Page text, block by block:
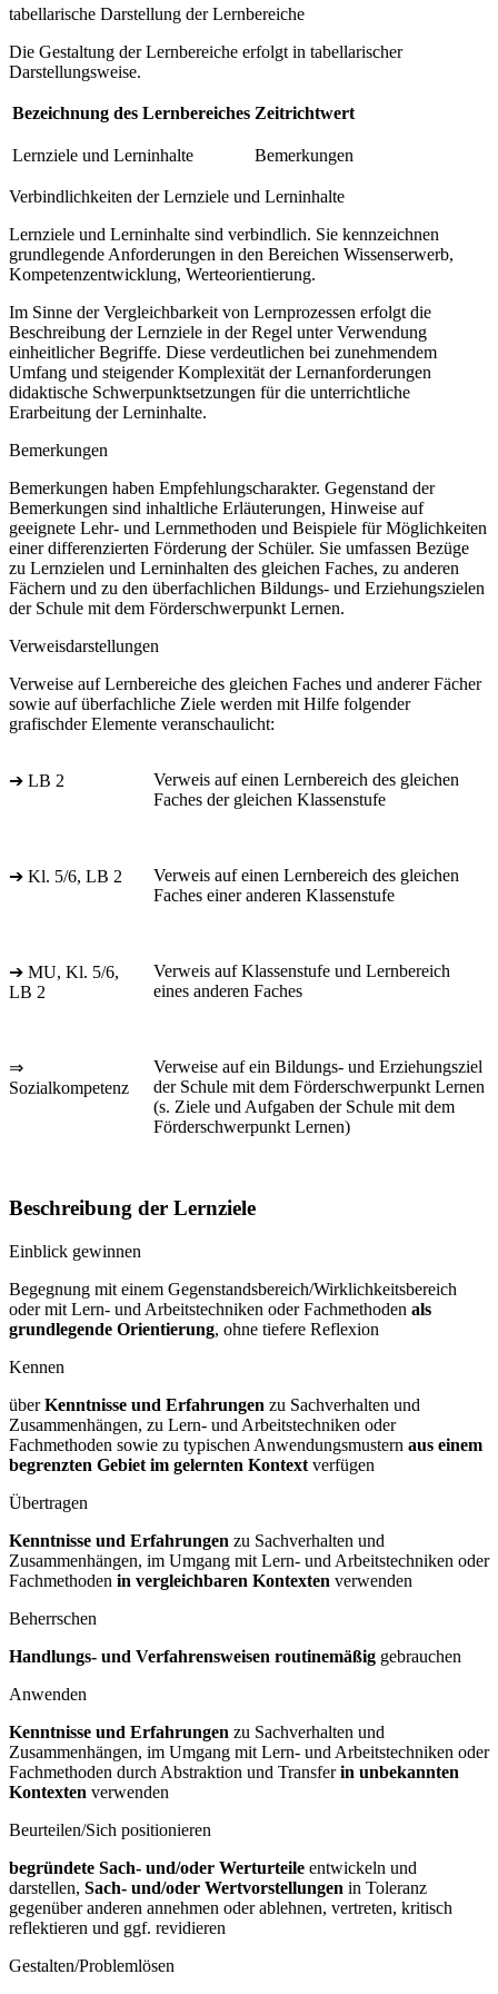
tabellarische Darstellung der Lernbereiche
Die Gestaltung der Lernbereiche erfolgt in tabellarischer
Darstellungsweise.
Bezeichnung des Lernbereiches Zeitrichtwert
Lernziele und Lerninhalte Bemerkungen
Verbindlichkeiten der Lernziele und Lerninhalte
Lernziele und Lerninhalte sind verbindlich. Sie kennzeichnen
grundlegende Anforderungen in den Bereichen Wissenserwerb,
Kompetenzentwicklung, Werteorientierung.
Im Sinne der Vergleichbarkeit von Lernprozessen erfolgt die
Beschreibung der Lernziele in der Regel unter Verwendung
einheitlicher Begriffe. Diese verdeutlichen bei zunehmendem
Umfang und steigender Komplexität der Lernanforderungen
didaktische Schwerpunktsetzungen für die unterrichtliche
Erarbeitung der Lerninhalte.
Bemerkungen
Bemerkungen haben Empfehlungscharakter. Gegenstand der
Bemerkungen sind inhaltliche Erläuterungen, Hinweise auf
geeignete Lehr- und Lernmethoden und Beispiele für Möglichkeiten
einer differenzierten Förderung der Schüler. Sie umfassen Bezüge
zu Lernzielen und Lerninhalten des gleichen Faches, zu anderen
Fächern und zu den überfachlichen Bildungs- und Erziehungszielen
der Schule mit dem Förderschwerpunkt Lernen.
Verweisdarstellungen
Verweise auf Lernbereiche des gleichen Faches und anderer Fächer
sowie auf überfachliche Ziele werden mit Hilfe folgender
grafischder Elemente veranschaulicht:
➔ LB 2
Verweis auf einen Lernbereich des gleichen
Faches der gleichen Klassenstufe
➔ Kl. 5/6, LB 2
Verweis auf einen Lernbereich des gleichen
Faches einer anderen Klassenstufe
➔ MU, Kl. 5/6,
LB 2
Verweis auf Klassenstufe und Lernbereich
eines anderen Faches
⇒
Sozialkompetenz
Verweise auf ein Bildungs- und Erziehungsziel
der Schule mit dem Förderschwerpunkt Lernen
(s. Ziele und Aufgaben der Schule mit dem
Förderschwerpunkt Lernen)
Beschreibung der Lernziele
Einblick gewinnen
Begegnung mit einem Gegenstandsbereich/Wirklichkeitsbereich
oder mit Lern- und Arbeitstechniken oder Fachmethoden als
grundlegende Orientierung, ohne tiefere Reflexion
Kennen
überKenntnisse und Erfahrungen zu Sachverhalten und
Zusammenhängen, zu Lern- und Arbeitstechniken oder
Fachmethoden sowie zu typischen Anwendungsmustern aus einem
begrenzten Gebiet im gelernten Kontext verfügen
Übertragen
Kenntnisse und Erfahrungen zu Sachverhalten und
Zusammenhängen, im Umgang mit Lern- und Arbeitstechniken oder
Fachmethoden in vergleichbaren Kontexten verwenden
Beherrschen
Handlungs- und Verfahrensweisen routinemäßig gebrauchen
Anwenden
Kenntnisse und Erfahrungen zu Sachverhalten und
Zusammenhängen, im Umgang mit Lern- und Arbeitstechniken oder
Fachmethoden durch Abstraktion und Transferin unbekannten
Kontexten verwenden
Beurteilen/Sich positionieren
begründete Sach- und/oder Werturteile entwickeln und
darstellen, Sach- und/oder Wertvorstellungen in Toleranz
gegenüber anderen annehmen oder ablehnen, vertreten, kritisch
reflektieren und ggf. revidieren
Gestalten/Problemlösen